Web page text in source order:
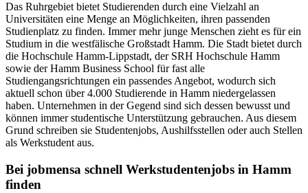
Das Ruhrgebiet bietet Studierenden durch eine Vielzahl an
Universitäten eine Menge an Möglichkeiten, ihren passenden
Studienplatz zu finden. Immer mehr junge Menschen zieht es für ein
Studium in die westfälische Großstadt Hamm. Die Stadt bietet durch
die Hochschule Hamm-Lippstadt, der SRH Hochschule Hamm
sowie der Hamm Business School für fast alle
Studiengangsrichtungen ein passendes Angebot, wodurch sich
aktuell schon über 4.000 Studierende in Hamm niedergelassen
haben. Unternehmen in der Gegend sind sich dessen bewusst und
können immer studentische Unterstützung gebrauchen. Aus diesem
Grund schreiben sie Studentenjobs, Aushilfsstellen oder auch Stellen
als Werkstudent aus.
Bei jobmensa schnell Werkstudentenjobs in Hamm
finden